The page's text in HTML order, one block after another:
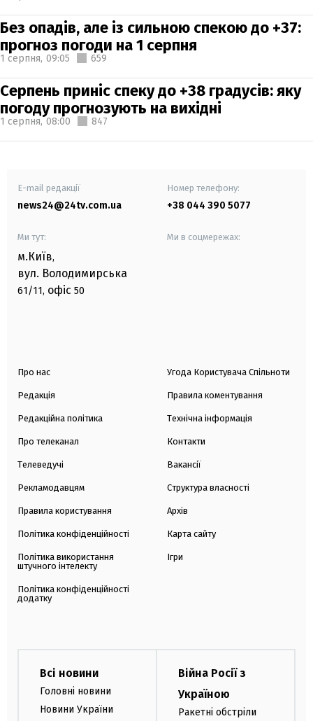
Без опадів, але із сильною спекою до +37:
прогноз погоди на 1 серпня
1 серпня, 09:05 659
Серпень приніс спеку до +38 градусів: яку
погоду прогнозують на вихідні
1 серпня, 08:00 847
E-mail редакції
news24@24tv.com.ua
Номер телефону:
+38 044 390 5077
Ми тут:
м.Київ,
вул. Володимирська
61/11, офіс 50
Ми в соцмережах:
Про нас
Редакція
Редакційна політика
Про телеканал
Телеведучі
Рекламодавцям
Правила користування
Політика конфіденційності
Політика використання
штучного інтелекту
Політика конфіденційності
додатку
Угода Користувача Спільноти
Правила коментування
Технічна інформація
Контакти
Вакансії
Структура власності
Архів
Карта сайту
Ігри
Всі новини
Головні новини
Новини України
Війна Росії з
Україною
Ракетні обстріли